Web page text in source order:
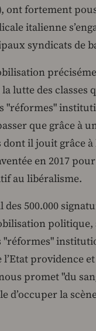
ont fortement
italienne
syndicats de
lutte des classes
"réformes"
que grâce à
dont il jouit grâce
en 2017
au libéralisme.
500.000
politique,
providence
promet "du
la